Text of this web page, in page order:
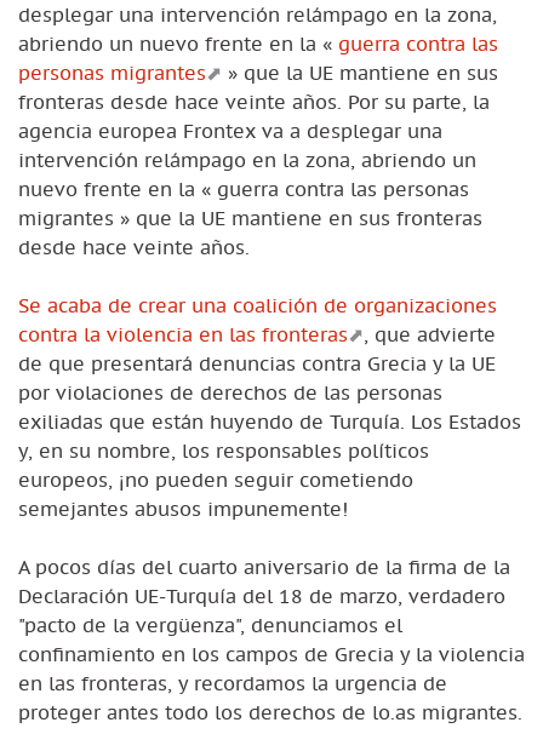
desplegar una intervención relámpago en la zona,
abriendo un nuevo frente en la « guerra contra las
personas migrantes
» que la UE mantiene en sus
fronteras desde hace veinte años. Por su parte, la
agencia europea Frontex va a desplegar una
intervención relámpago en la zona, abriendo un
nuevo frente en la « guerra contra las personas
migrantes » que la UE mantiene en sus fronteras
desde hace veinte años.
Se acaba de crear una coalición de organizaciones
contra la violencia en las fronteras
, que advierte
de que presentará denuncias contra Grecia y la UE
por violaciones de derechos de las personas
exiliadas que están huyendo de Turquía. Los Estados
y, en su nombre, los responsables políticos
europeos, ¡no pueden seguir cometiendo
semejantes abusos impunemente!
A pocos días del cuarto aniversario de la firma de la
Declaración UE-Turquía del 18 de marzo, verdadero
"pacto de la vergüenza", denunciamos el
confinamiento en los campos de Grecia y la violencia
en las fronteras, y recordamos la urgencia de
proteger antes todo los derechos de lo.as migrantes.